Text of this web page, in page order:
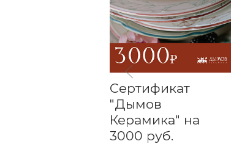
Сертификат
"Дымов
Керамика" на
3000 руб.